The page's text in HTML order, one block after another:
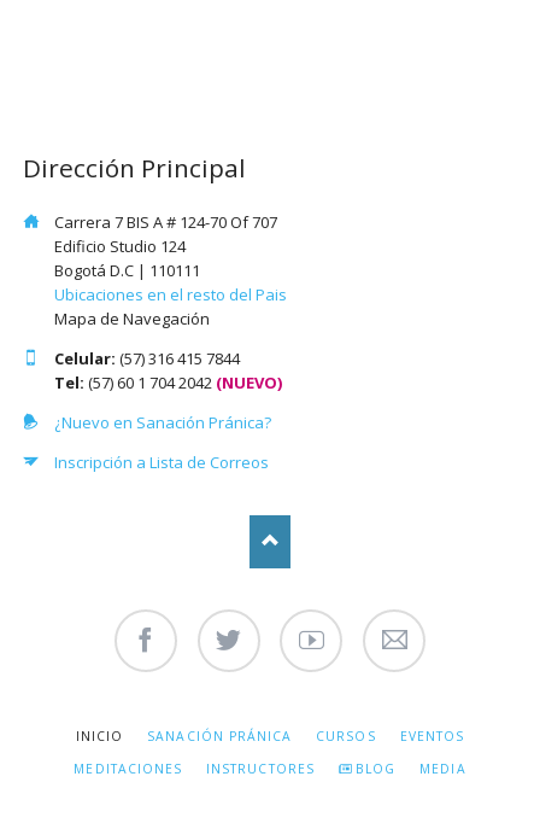
Dirección Principal
Carrera 7 BIS A # 124-70 Of 707
Edificio Studio 124
Bogotá D.C | 110111
Ubicaciones en el resto del Pais
Mapa de Navegación
Celular: (57) 316 415 7844
Tel: (57) 60 1 704 2042 (NUEVO)
¿Nuevo en Sanación Pránica?
Inscripción a Lista de Correos
SALTAR
INICIO SANACIÓN PRÁNICA CURSOS
EVENTOS
MEDITACIONES
INSTRUCTORES BLOG MEDIA